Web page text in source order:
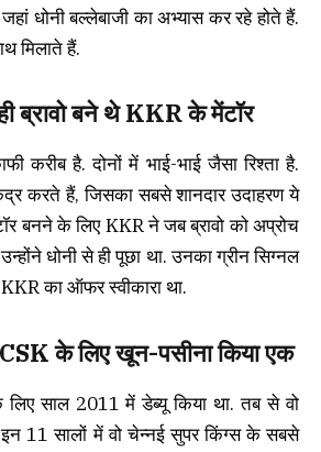
धोनी बल्लेबाजी का अभ्यास कर रहे होते हैं.
मिलाते हैं.
ब्रावो बने थे KKR के मेंटॉर
करीब है. दोनों में भाई-भाई जैसा रिश्ता है.
करते हैं, जिसका सबसे शानदार उदाहरण ये
बनने के लिए KKR ने जब ब्रावो को अप्रोच
धोनी से ही पूछा था. उनका ग्रीन सिग्नल
का ऑफर स्वीकारा था.
के लिए खून-पसीना किया एक
लिए साल 2011 में डेब्यू किया था. तब से वो
11 सालों में वो चेन्नई सुपर किंग्स के सबसे